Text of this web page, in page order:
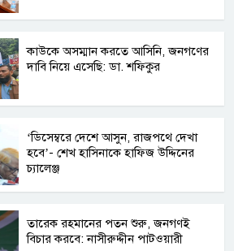
কাউকে অসম্মান করতে আসিনি, জনগণের
দাবি নিয়ে এসেছি: ডা. শফিকুর
‘ডিসেম্বরে দেশে আসুন, রাজপথে দেখা
হবে’- শেখ হাসিনাকে হাফিজ উদ্দিনের
চ্যালেঞ্জ
তারেক রহমানের পতন শুরু, জনগণই
বিচার করবে: নাসীরুদ্দীন পাটওয়ারী